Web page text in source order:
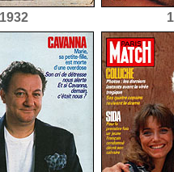
1932